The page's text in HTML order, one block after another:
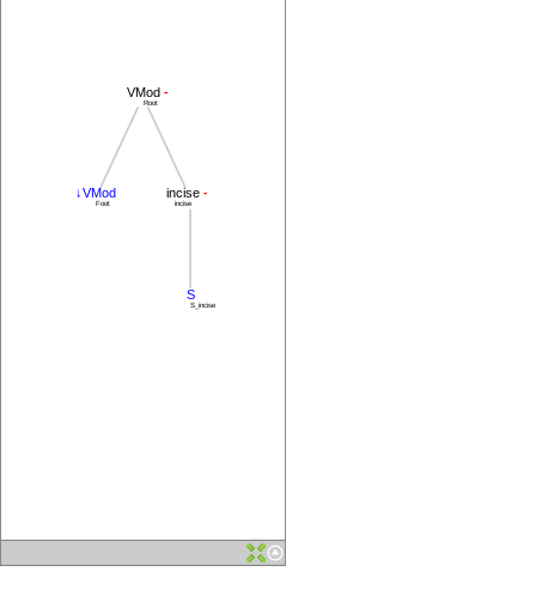
S
S_incise
incise
incise
-
↓VMod
Foot
VMod
Root
-